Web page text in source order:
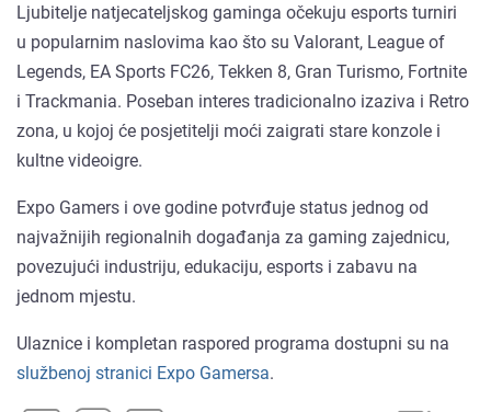
Ljubitelje natjecateljskog gaminga očekuju esports turniri
u popularnim naslovima kao što su Valorant, League of
Legends, EA Sports FC26, Tekken 8, Gran Turismo, Fortnite
i Trackmania. Poseban interes tradicionalno izaziva i Retro
zona, u kojoj će posjetitelji moći zaigrati stare konzole i
kultne videoigre.
Expo Gamers i ove godine potvrđuje status jednog od
najvažnijih regionalnih događanja za gaming zajednicu,
povezujući industriju, edukaciju, esports i zabavu na
jednom mjestu.
Ulaznice i kompletan raspored programa dostupni su na
službenoj stranici Expo Gamersa.